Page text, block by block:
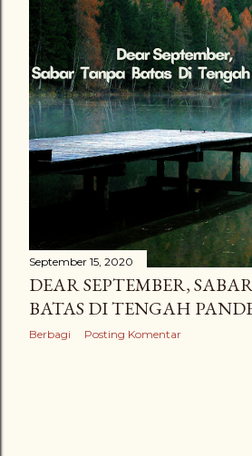
September 15, 2020
DEAR SEPTEMBER,
BATAS DI TENGAH
Berbagi Posting Komentar